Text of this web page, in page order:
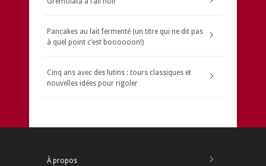
Pancakes au lait fermenté (un titre qui ne dit pas
à quel point c’est boooooon!)
Cinq ans avec des lutins : tours classiques et
nouvelles idées pour rigoler
À propos